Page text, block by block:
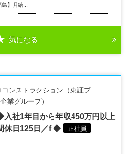
】月給...
気になる
ンストラクション（東証プ
業グループ）
社1年目から年収450万円以上
休日125日／f ◆
正社員